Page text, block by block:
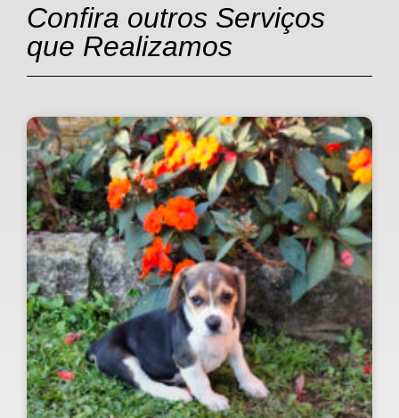
Confira outros Serviços
que Realizamos